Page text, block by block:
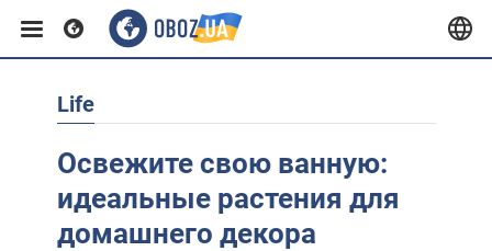
Европа
США
Life
Освежите свою ванную:
идеальные растения для
домашнего декора